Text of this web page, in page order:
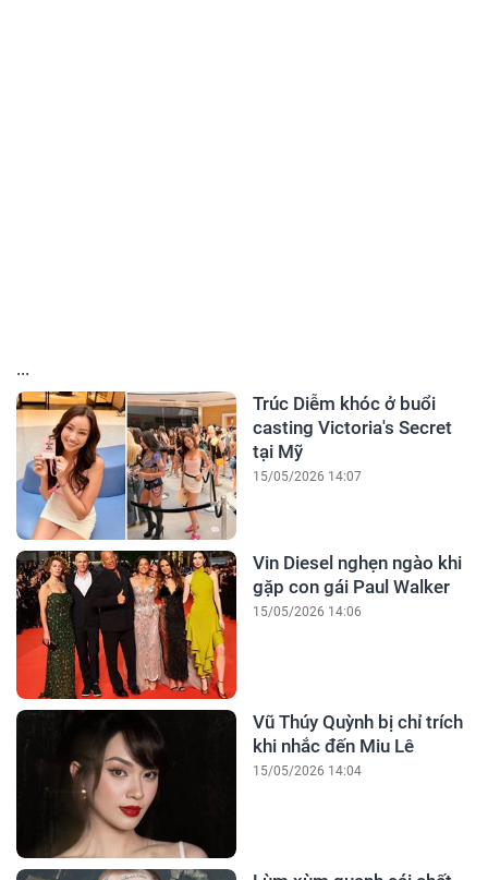
...
Trúc Diễm khóc ở buổi
casting Victoria's Secret
tại Mỹ
15/05/2026 14:07
Vin Diesel nghẹn ngào khi
gặp con gái Paul Walker
15/05/2026 14:06
Vũ Thúy Quỳnh bị chỉ trích
khi nhắc đến Miu Lê
15/05/2026 14:04